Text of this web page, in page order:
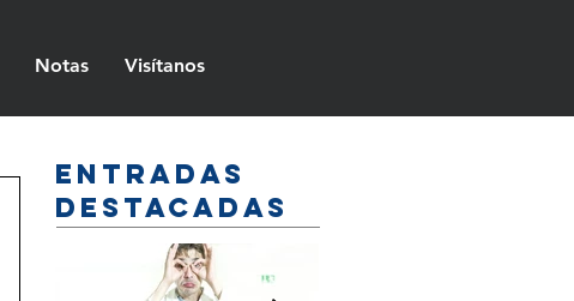
Notas Visítanos
Entradas
destacadas